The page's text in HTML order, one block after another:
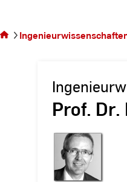
sich auf
Prof.